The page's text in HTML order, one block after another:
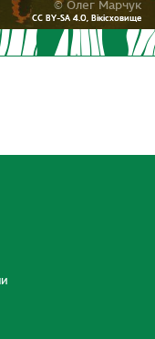
CC BY-SA 4.0, Вікісховище
© Олег Марчук
CC BY-SA 4.0, Вікісховище